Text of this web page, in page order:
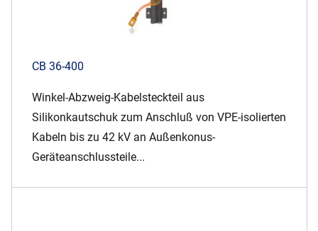
CB 36-400
Winkel-Abzweig-Kabelsteckteil aus
Silikonkautschuk zum Anschluß von VPE-isolierten
Kabeln bis zu 42 kV an Außenkonus-
Geräteanschlussteile...